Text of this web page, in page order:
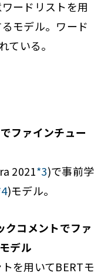
ードリストを用
モデル。ワード
ている。
ファインチュー
2021*3)で事前学
)モデル。
クコメントでファ
デル
を用いてBERTモ